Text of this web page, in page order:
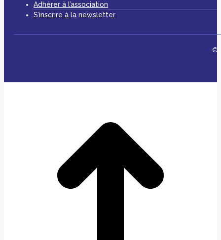
Adhérer à l’association
S’inscrire à la newsletter